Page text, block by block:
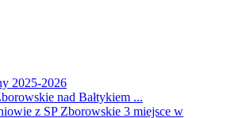
2025-2026
nad Bałtykiem ...
z SP Zborowskie 3 miejsce w